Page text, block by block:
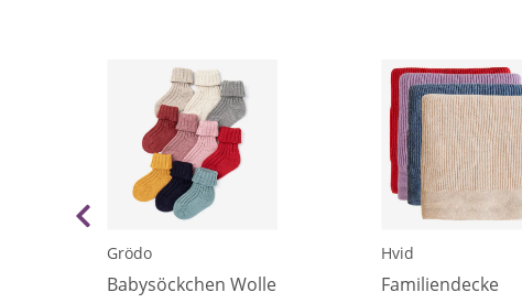
Grödo
Babysöckchen Wolle
Hvid
Familiendecke